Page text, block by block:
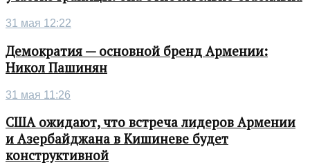
31 мая 12:22
Демократия — основной бренд Армении:
Никол Пашинян
31 мая 11:26
США ожидают, что встреча лидеров Армении
и Азербайджана в Кишиневе будет
конструктивной